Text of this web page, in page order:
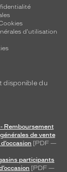
d'utilisation
disponible du
Remboursement
de vente
[PDF —
participants
[PDF —